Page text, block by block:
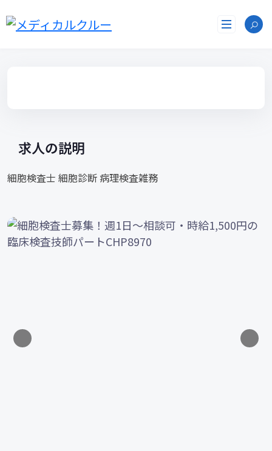
ン
求人の説明
細胞検査士 細胞診断 病理検査雑務